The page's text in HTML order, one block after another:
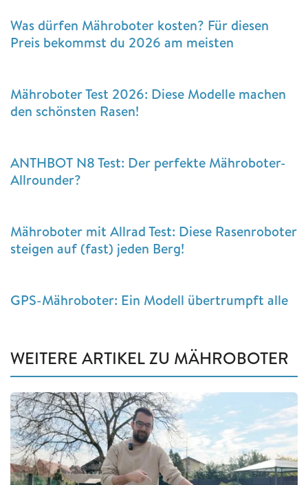
Was dürfen Mähroboter kosten? Für diesen
Preis bekommst du 2026 am meisten
Mähroboter Test 2026: Diese Modelle machen
den schönsten Rasen!
ANTHBOT N8 Test: Der perfekte Mähroboter-
Allrounder?
Mähroboter mit Allrad Test: Diese Rasenroboter
steigen auf (fast) jeden Berg!
GPS-Mähroboter: Ein Modell übertrumpft alle
WEITERE ARTIKEL ZU MÄHROBOTER